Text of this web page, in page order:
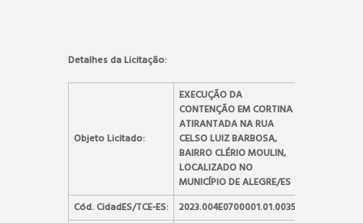
Detalhes da Licitação:
Objeto Licitado:
EXECUÇÃO DA
CONTENÇÃO EM CORTINA
ATIRANTADA NA RUA
CELSO LUIZ BARBOSA,
BAIRRO CLÉRIO MOULIN,
LOCALIZADO NO
MUNICÍPIO DE ALEGRE/ES
Cód. CidadES/TCE-ES:
2023.004E0700001.01.0035